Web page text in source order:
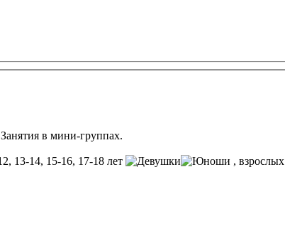
в мини-группах.
13-14, 15-16, 17-18 лет , взрослых